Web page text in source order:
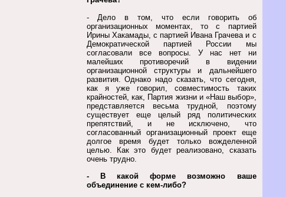
- Дело в том, что если говорить об
организационных моментах, то с партией
Ирины Хакамады, с партией Ивана Грачева и с
Демократической партией России мы
согласовали все вопросы. У нас нет ни
малейших противоречий в видении
организационной структуры и дальнейшего
развития. Однако надо сказать, что сегодня,
как я уже говорил, совместимость таких
крайностей, как, Партия жизни и «Наш выбор»,
представляется весьма трудной, поэтому
существует еще целый ряд политических
препятствий, и не исключено, что
согласованный организационный проект еще
долгое время будет только вожделенной
целью. Как это будет реализовано, сказать
очень трудно.
- В какой форме возможно ваше
объединение с кем-либо?